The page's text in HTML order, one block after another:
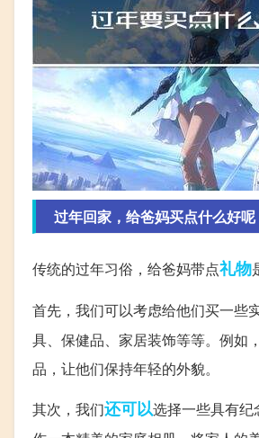
过年回家，给爸妈买点什么好呢
传统的过年习俗，给爸妈带点礼物
首先，我们可以考虑给他们买一些
具、保健品、家居装饰等等。例如
品，让他们保持年轻的外貌。
其次，我们还可以选择一些具有